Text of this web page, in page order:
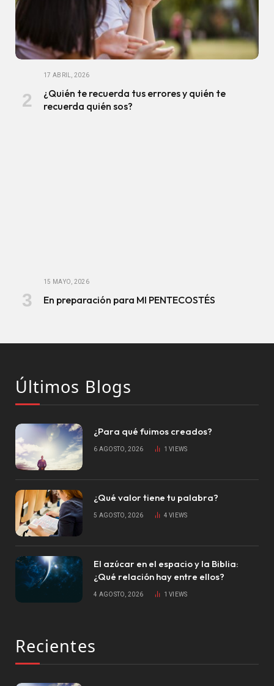
17 ABRIL, 2026
¿Quién te recuerda tus errores y quién te
recuerda quién sos?
15 MAYO, 2026
En preparación para MI PENTECOSTÉS
Últimos Blogs
¿Para qué fuimos creados?
6 AGOSTO, 2026 1VIEWS
¿Qué valor tiene tu palabra?
5 AGOSTO, 2026 4VIEWS
El azúcar en el espacio y la Biblia:
¿Qué relación hay entre ellos?
4 AGOSTO, 2026 1VIEWS
Recientes